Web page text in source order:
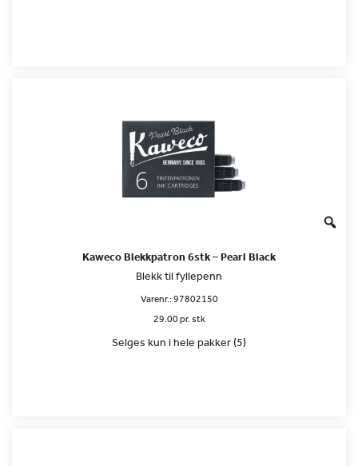
Kaweco Blekkpatron 6stk – Pearl Black
Blekk til fyllepenn
Varenr.:97802150
29.00 pr. stk
Selges kun i hele pakker (5)